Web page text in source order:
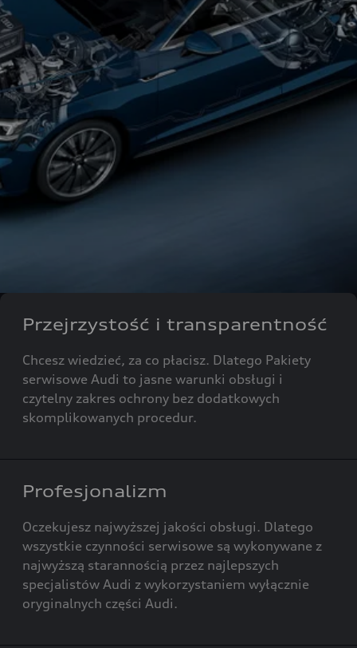
Przejrzystość i transparentność
Chcesz wiedzieć, za co płacisz. Dlatego Pakiety
serwisowe Audi to jasne warunki obsługi i
czytelny zakres ochrony bez dodatkowych
skomplikowanych procedur.
Profesjonalizm
Oczekujesz najwyższej jakości obsługi. Dlatego
wszystkie czynności serwisowe są wykonywane z
najwyższą starannością przez najlepszych
specjalistów Audi z wykorzystaniem wyłącznie
oryginalnych części Audi.